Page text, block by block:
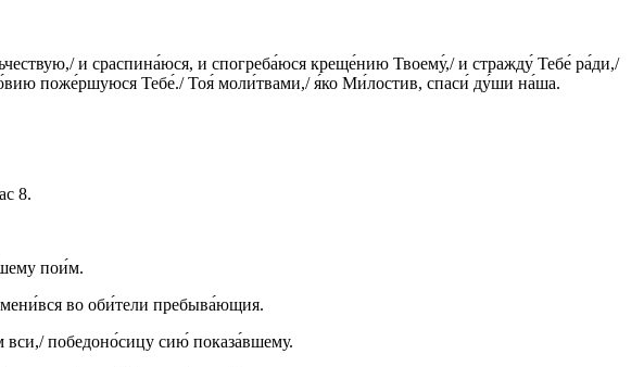
и сраспина́юся, и спогреба́юся креще́нию Твоему́,/ и стражду́ Тебе́ ра́ди,/
поже́ршуюся Тебе́./ Тоя́ моли́твами,/ я́ко Ми́лостив, спаси́ ду́ши на́ша.
8.
пои́м.
во оби́тели пребыва́ющия.
вси,/ победоно́сицу сию́ показа́вшему.